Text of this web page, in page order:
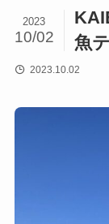
魚
2023
10/02
2023.10.02